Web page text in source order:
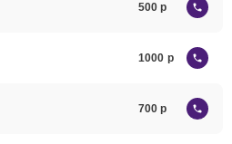
500
1000
700